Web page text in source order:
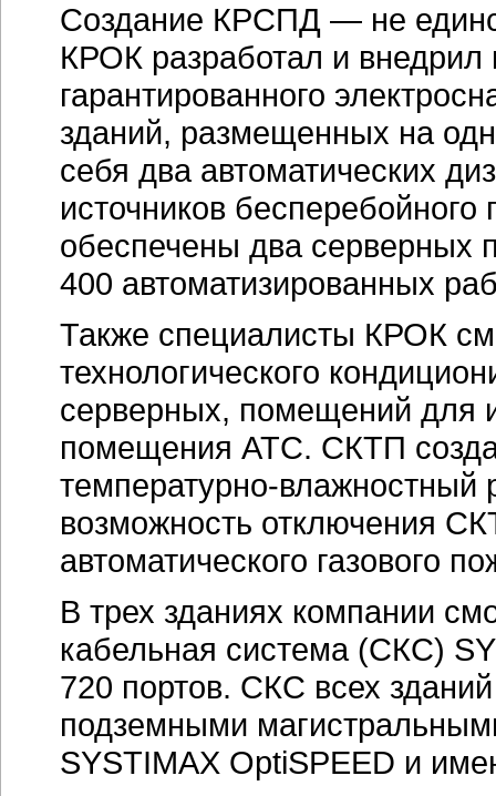
Создание КРСПД — не
КРОК разработал и внедрил
гарантированного
зданий, размещенных на
себя два автоматических
источников
обеспечены два серверных
400 автоматизированных
Также специалисты КРОК
технологического
серверных, помещений для
помещения АТС. СКТП
температурно-
возможность отключения
автоматического газового
В трех зданиях компании
кабельная система (СКС)
720 портов. СКС всех
подземными
SYSTIMAX OptiSPEED и